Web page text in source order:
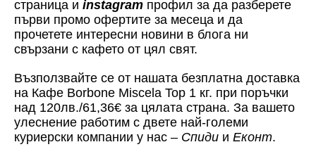
страница и instagram профил за да разберете
първи промо офертите за месеца и да
прочетете интересни новини в блога ни
свързани с кафето от цял свят.
Възползвайте се от нашата безплатна доставка
на Кафе Borbone Miscela Top 1 кг. при поръчки
над 120лв./61,36€ за цялата страна. За вашето
улеснение работим с двете най-големи
куриерски компании у нас – Спиди и Еконт.